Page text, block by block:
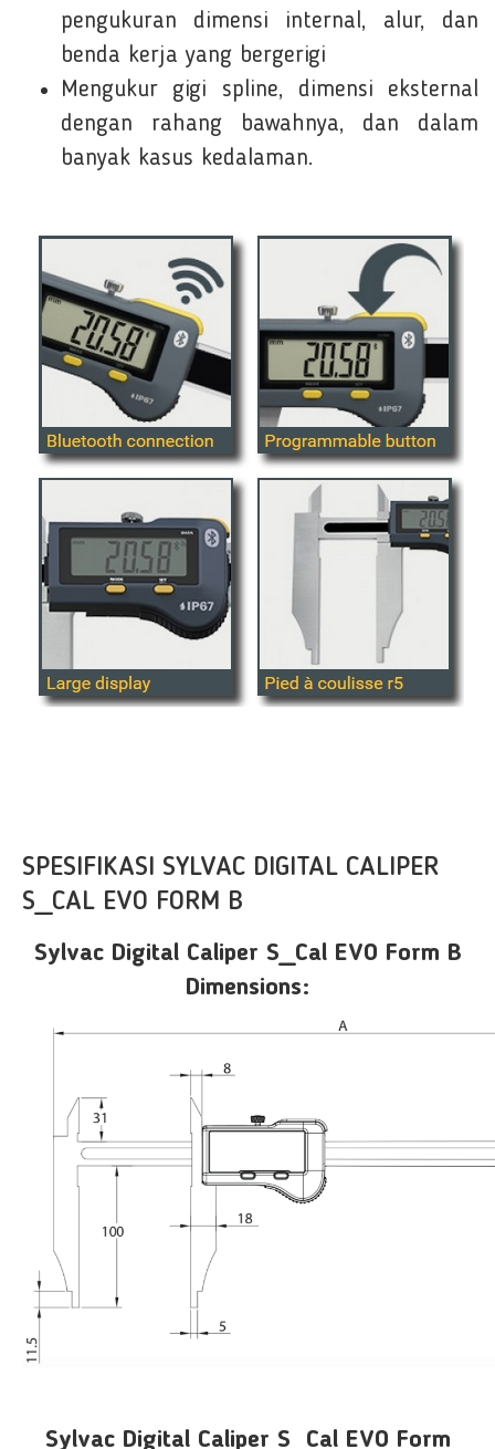
pengukuran dimensi internal, alur, dan
benda kerja yang bergerigi
Mengukur gigi spline, dimensi eksternal
dengan rahang bawahnya, dan dalam
banyak kasus kedalaman.
SPESIFIKASI SYLVAC DIGITAL CALIPER
S_CAL EVO FORM B
Sylvac Digital Caliper S_Cal EVO Form B
Dimensions:
Sylvac Digital Caliper S_Cal EVO Form